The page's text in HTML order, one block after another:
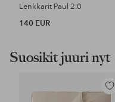
Lenkkarit Paul 2.0
140 EUR
Suosikit juuri nyt
Lisää